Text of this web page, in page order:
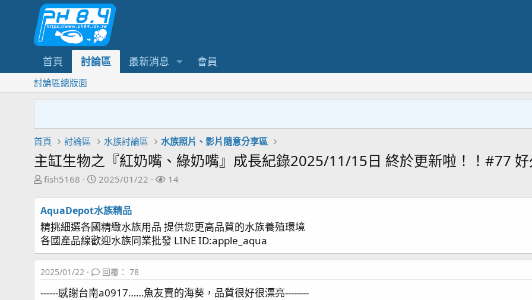
首頁 討論區 最新消息 會員
討論區總版面
首頁 討論區 水族討論區 水族照片、影片隨意分享區
主缸生物之『紅奶嘴、綠奶嘴』成長紀錄2025/11/15日 終於更新啦！！#77
主
起
人
fish5168
開
日
期
2025/01/22
關
14
AquaDepot水族精品
精挑細選各國精緻水族用品 提供您更高品質的水族養殖環境
各國產品線歡迎水族同業批發 LINE ID:apple_aqua
2025/01/22 回覆： 78
------感謝台南a0917……魚友賣的海葵，品質很好很漂亮--------